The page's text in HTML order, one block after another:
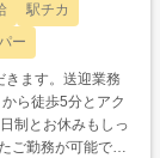
駅チカ
ー
きます。送迎業務
ら徒歩5分とアク
制とお休みもしっ
ご勤務が可能です